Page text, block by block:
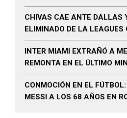
CHIVAS CAE ANTE DALLAS
ELIMINADO DE LA LEAGUES
INTER MIAMI EXTRAÑÓ A
REMONTA EN EL ÚLTIMO
CONMOCIÓN EN EL
MESSI A LOS 68 AÑOS EN